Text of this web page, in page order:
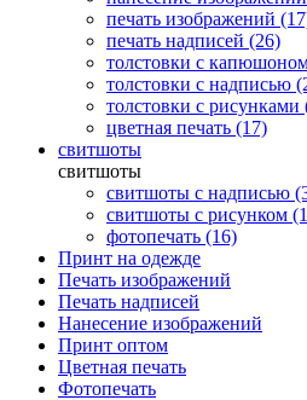
печать изображений
печать надписей (26)
толстовки с
толстовки с надписью
толстовки с рисунками
цветная печать (17)
свитшоты
свитшоты
свитшоты с надписью
свитшоты с рисунком
фотопечать (16)
Принт на одежде
Печать изображений
Печать надписей
Нанесение изображений
Принт оптом
Цветная печать
Фотопечать